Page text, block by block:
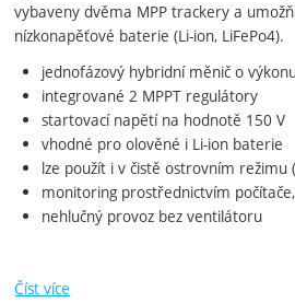
vybaveny dvěma MPP trackery a
nízkonapěťové baterie (Li-ion, LiFePo4).
jednofázový hybridní měnič o
integrované 2 MPPT regulátory
startovací napětí na hodnotě 150 V
vhodné pro olověné i Li-ion baterie
lze použít i v čistě ostrovním režimu
monitoring prostřednictvím
nehlučný provoz bez ventilátoru
Číst více